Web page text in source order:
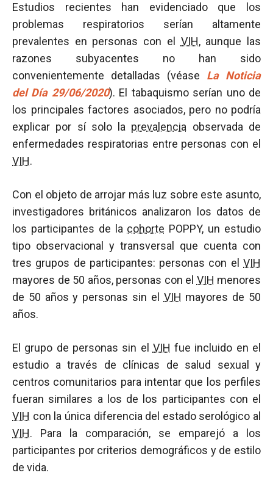
Estudios recientes han evidenciado que los
problemas respiratorios serían altamente
prevalentes en personas con el VIH, aunque las
razones subyacentes no han sido
convenientemente detalladas (véase La Noticia
del Día 29/06/2020). El tabaquismo serían uno de
los principales factores asociados, pero no podría
explicar por sí solo la prevalencia observada de
enfermedades respiratorias entre personas con el
VIH.
Con el objeto de arrojar más luz sobre este asunto,
investigadores británicos analizaron los datos de
los participantes de la cohorte POPPY, un estudio
tipo observacional y transversal que cuenta con
tres grupos de participantes: personas con el VIH
mayores de 50 años, personas con el VIH menores
de 50 años y personas sin el VIH mayores de 50
años.
El grupo de personas sin el VIH fue incluido en el
estudio a través de clínicas de salud sexual y
centros comunitarios para intentar que los perfiles
fueran similares a los de los participantes con el
VIH con la única diferencia del estado serológico al
VIH. Para la comparación, se emparejó a los
participantes por criterios demográficos y de estilo
de vida.